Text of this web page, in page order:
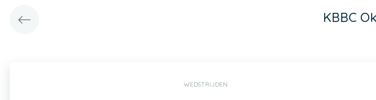
KBBC
WEDSTRIJDEN